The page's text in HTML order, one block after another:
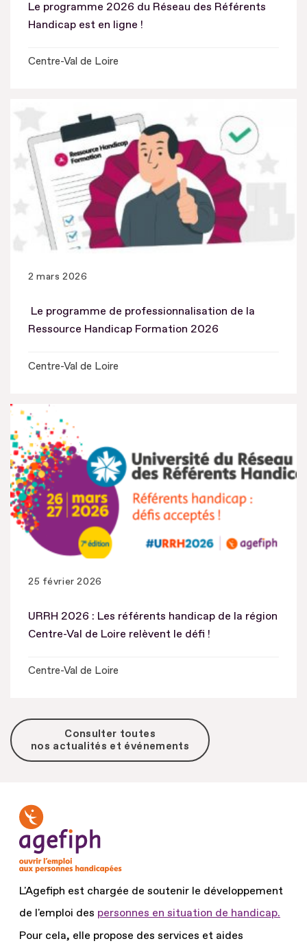
Le programme 2026 du Réseau des Référents
Handicap est en ligne !
Centre-Val de Loire
2 mars 2026
Le programme de professionnalisation de la
Ressource Handicap Formation 2026
Centre-Val de Loire
25 février 2026
URRH 2026 : Les référents handicap de la région
Centre-Val de Loire relèvent le défi !
Centre-Val de Loire
Consulter toutes
nos actualités et événements
L'Agefiph est chargée de soutenir le développement
de l'emploi des personnes en situation de handicap.
Pour cela, elle propose des services et aides